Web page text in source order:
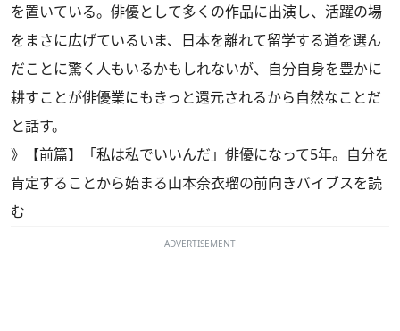
を置いている。俳優として多くの作品に出演し、活躍の場
をまさに広げているいま、日本を離れて留学する道を選ん
だことに驚く人もいるかもしれないが、自分自身を豊かに
耕すことが俳優業にもきっと還元されるから自然なことだ
と話す。
》【前篇】「私は私でいいんだ」俳優になって5年。自分を
肯定することから始まる山本奈衣瑠の前向きバイブスを読
む
ADVERTISEMENT